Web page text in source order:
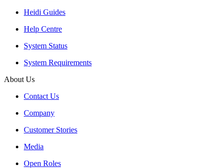
Heidi Guides
Help Centre
System Status
System Requirements
About Us
Contact Us
Company
Customer Stories
Media
Open Roles